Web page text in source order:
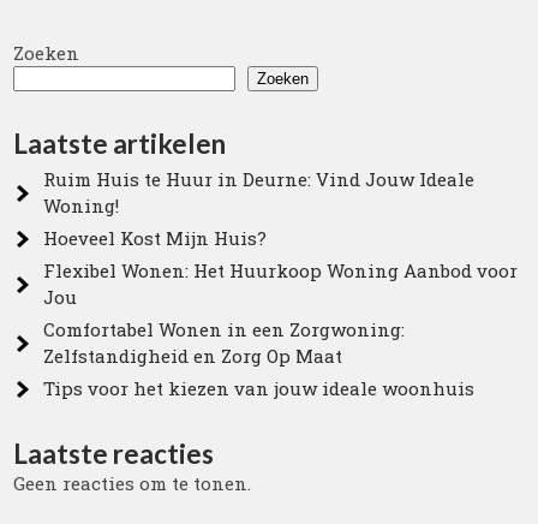
Zoeken
Zoeken
Laatste artikelen
Ruim Huis te Huur in Deurne: Vind Jouw Ideale
Woning!
Hoeveel Kost Mijn Huis?
Flexibel Wonen: Het Huurkoop Woning Aanbod voor
Jou
Comfortabel Wonen in een Zorgwoning:
Zelfstandigheid en Zorg Op Maat
Tips voor het kiezen van jouw ideale woonhuis
Laatste reacties
Geen reacties om te tonen.